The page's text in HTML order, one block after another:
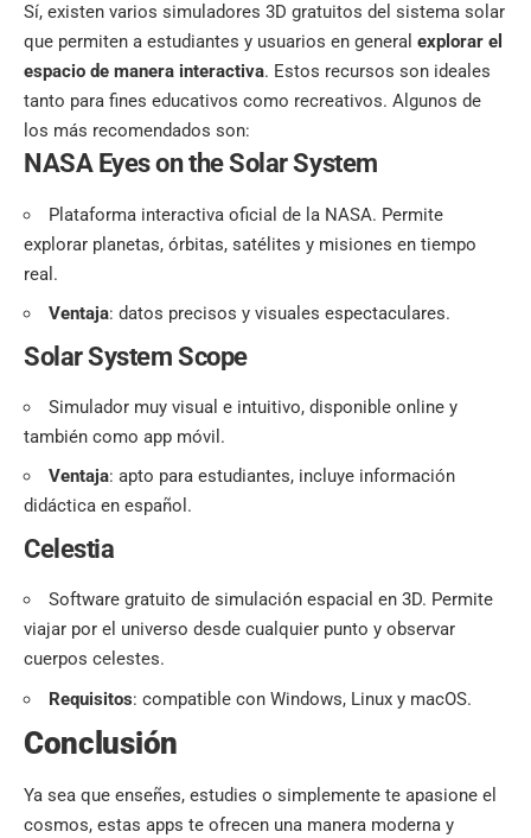
Sí, existen varios simuladores 3D gratuitos del sistema solar
que permiten a estudiantes y usuarios en general explorar el
espacio de manera interactiva. Estos recursos son ideales
tanto para fines educativos como recreativos. Algunos de
los más recomendados son:
NASA Eyes on the Solar System
Plataforma interactiva oficial de la NASA. Permite
explorar planetas, órbitas, satélites y misiones en tiempo
real.
Ventaja: datos precisos y visuales espectaculares.
Solar System Scope
Simulador muy visual e intuitivo, disponible online y
también como app móvil.
Ventaja: apto para estudiantes, incluye información
didáctica en español.
Celestia
Software gratuito de simulación espacial en 3D. Permite
viajar por el universo desde cualquier punto y observar
cuerpos celestes.
Requisitos: compatible con Windows, Linux y macOS.
Conclusión
Ya sea que enseñes, estudies o simplemente te apasione el
cosmos, estas apps te ofrecen una manera moderna y